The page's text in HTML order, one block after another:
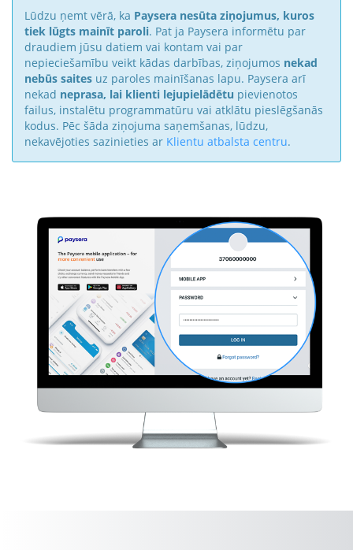
Lūdzu ņemt vērā, ka Paysera nesūta ziņojumus, kuros
tiek lūgts mainīt paroli. Pat ja Paysera informētu par
draudiem jūsu datiem vai kontam vai par
nepieciešamību veikt kādas darbības, ziņojumos nekad
nebūs saites uz paroles mainīšanas lapu. Paysera arī
nekad neprasa, lai klienti lejupielādētu pievienotos
failus, instalētu programmatūru vai atklātu pieslēgšanās
kodus. Pēc šāda ziņojuma saņemšanas, lūdzu,
nekavējoties sazinieties ar Klientu atbalsta centru.